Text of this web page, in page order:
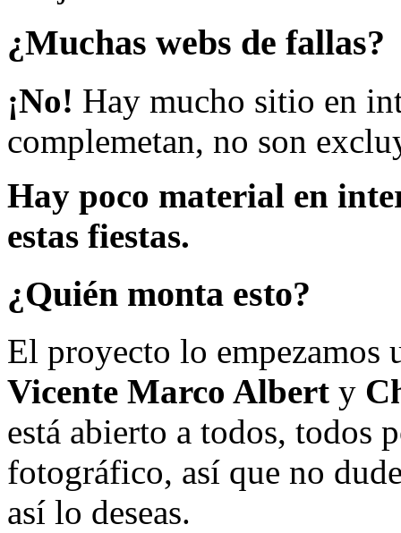
¿Muchas webs de fallas?
¡No! Hay mucho sitio en
complemetan, no son
Hay poco material en
estas fiestas.
¿Quién monta esto?
El proyecto lo empezamos
Vicente Marco Albert y
está abierto a todos, todos
fotográfico, así que no
así lo deseas.